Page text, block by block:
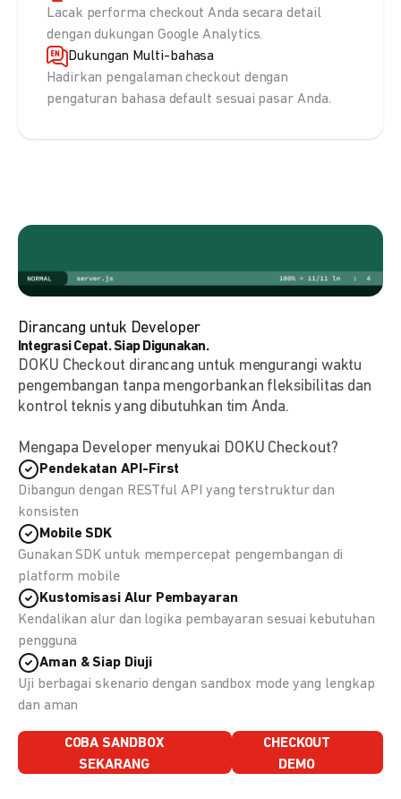
Lacak performa checkout Anda secara detail
dengan dukungan Google Analytics.
Dukungan Multi-bahasa
Hadirkan pengalaman checkout dengan
pengaturan bahasa default sesuai pasar Anda.
Dirancang untuk Developer
Integrasi Cepat. Siap Digunakan.
DOKU Checkout dirancang untuk mengurangi waktu
pengembangan tanpa mengorbankan fleksibilitas dan
kontrol teknis yang dibutuhkan tim Anda.
Mengapa Developer menyukai DOKU Checkout?
Pendekatan API-First
Dibangun dengan RESTful API yang terstruktur dan
konsisten
Mobile SDK
Gunakan SDK untuk mempercepat pengembangan di
platform mobile
Kustomisasi Alur Pembayaran
Kendalikan alur dan logika pembayaran sesuai kebutuhan
pengguna
Aman & Siap Diuji
Uji berbagai skenario dengan sandbox mode yang lengkap
dan aman
COBA SANDBOX
SEKARANG
CHECKOUT
DEMO